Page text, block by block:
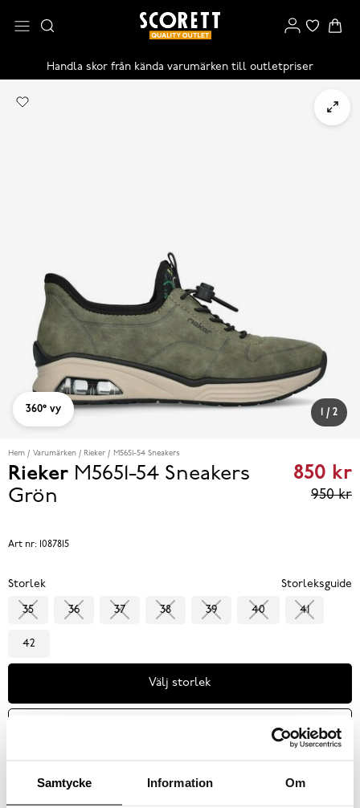
Samtycke Information Om
Handla skor från kända varumärken till outletpriser
/ 2
360° vy
Hem Varumärken Rieker M5651-54 Sneakers
Rieker M5651-54 Sneakers
Grön
Current
price
850 kr
950 kr
Art nr: 1087815
Storlek Storleksguide
35 36 37 38 39 40 41
42
Välj storlek